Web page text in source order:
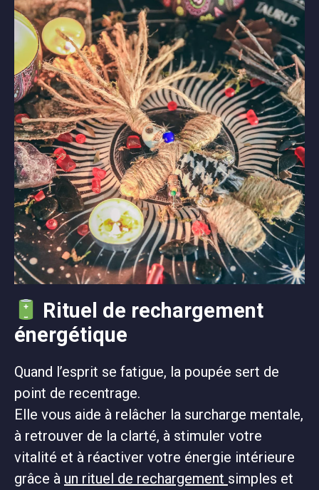
Rituel de rechargement
énergétique
Quand l’esprit se fatigue, la poupée sert de
point de recentrage.
Elle vous aide à relâcher la surcharge mentale,
à retrouver de la clarté, à stimuler votre
vitalité et à réactiver votre énergie intérieure
grâce à un rituel de rechargement simples et